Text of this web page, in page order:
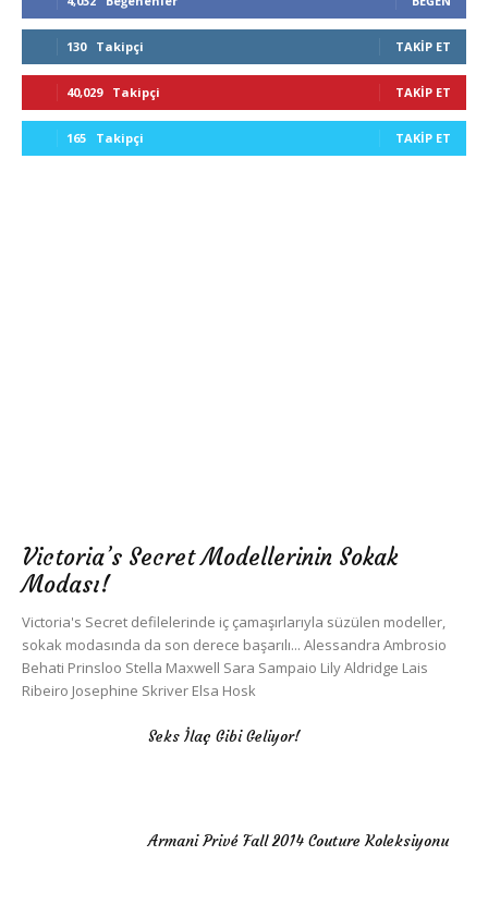
130 Takipçi TAKIP ET
40,029 Takipçi TAKIP ET
165 Takipçi TAKIP ET
Victoria’s Secret Modellerinin Sokak
Modası!
Victoria's Secret defilelerinde iç çamaşırlarıyla süzülen modeller,
sokak modasında da son derece başarılı... Alessandra Ambrosio
Behati Prinsloo Stella Maxwell Sara Sampaio Lily Aldridge Lais
Ribeiro Josephine Skriver Elsa Hosk
Seks İlaç Gibi Geliyor!
Armani Privé Fall 2014 Couture Koleksiyonu